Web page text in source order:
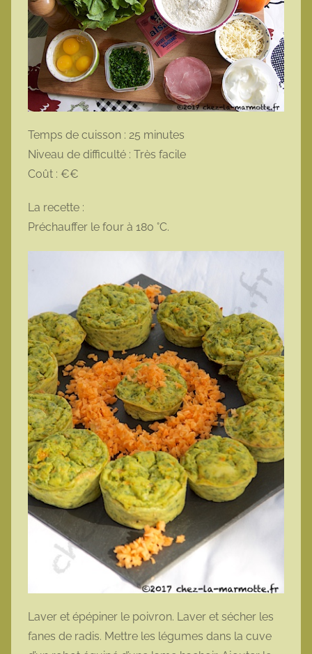
Temps de cuisson : 25 minutes
Niveau de difficulté : Très facile
Coût : €€
La recette :
Préchauffer le four à 180 °C.
Laver et épépiner le poivron. Laver et sécher les
fanes de radis. Mettre les légumes dans la cuve